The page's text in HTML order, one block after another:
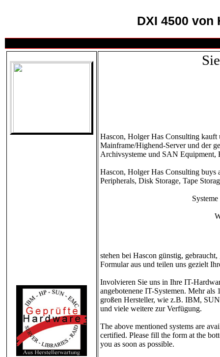
DXI 4500
Hascon, Holger Has Consulting
Mainframe/Highend-Server und der
Archivsysteme und SAN Equipment,
Hascon, Holger Has Consulting buys
Peripherals, Disk Storage, Tape
stehen bei Hascon günstig,
Formular aus und teilen uns gezielt
Involvieren Sie uns in Ihre IT-
angebotenene IT-Systemen. Mehr als
großen Hersteller, wie z.B. IBM,
und viele weitere zur Verfügung.
The above mentioned systems are
certified. Please fill the form at the
you as soon as possible.